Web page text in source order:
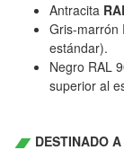
Antracita
Gris-marrón
estándar).
Negro RAL
superior al
DESTINADO A